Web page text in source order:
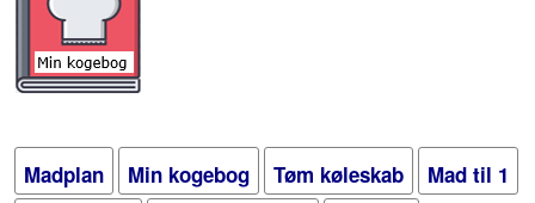
Madplan Min kogebog Tøm køleskab
Mad til 1